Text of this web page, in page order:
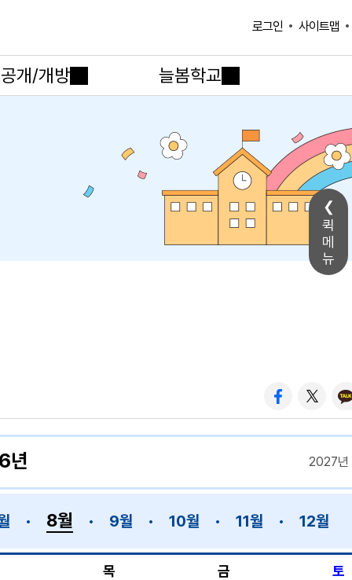
퀵
메
뉴
로그인 사이트맵
개/개방 늘봄학교
년 2027년
8월 9월 10월 11월 12월
목 금 토